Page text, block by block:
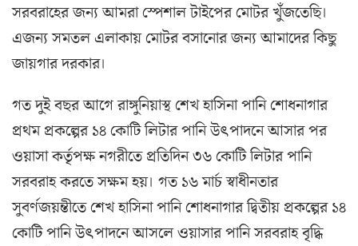
সরবরাহের জন্য আমরা স্পেশাল টাইপের মোটর খুঁজতেছি।
এজন্য সমতল এলাকায় মোটর বসানোর জন্য আমাদের কিছু
জায়গার দরকার।
গত দুই বছর আগে রাঙ্গুনিয়াস্থ শেখ হাসিনা পানি শোধনাগার
প্রথম প্রকল্পের ১৪ কোটি লিটার পানি উৎপাদনে আসার পর
ওয়াসা কর্তৃপক্ষ নগরীতে প্রতিদিন ৩৬ কোটি লিটার পানি
সরবরাহ করতে সক্ষম হয়। গত ১৬ মার্চ স্বাধীনতার
সুবর্ণজয়ন্তীতে শেখ হাসিনা পানি শোধনাগার দ্বিতীয় প্রকল্পের ১৪
কোটি পানি উৎপাদনে আসলে ওয়াসার পানি সরবরাহ বৃদ্ধি